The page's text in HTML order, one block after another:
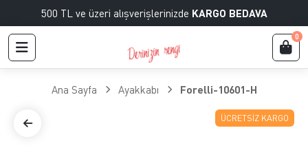
500 TL ve üzeri alışverişlerinizde KARGO BEDAVA
0
Ana Sayfa Ayakkabı Forelli-10601-H
ÜCRETSIZ KARGO